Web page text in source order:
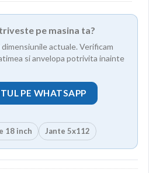
pe masina ta?
actuale. Verificam
si anvelopa potrivita inainte
PE WHATSAPP
18 inch Jante 5x112